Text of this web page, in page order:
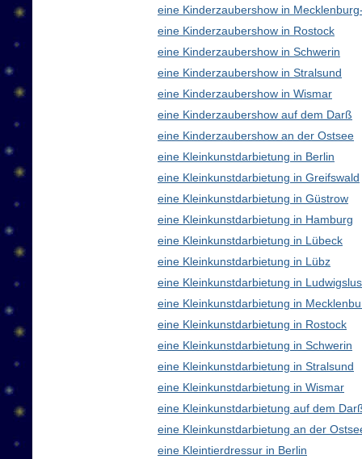
eine Kinderzaubershow in
eine Kinderzaubershow in Rostock
eine Kinderzaubershow in Schwerin
eine Kinderzaubershow in Stralsund
eine Kinderzaubershow in Wismar
eine Kinderzaubershow auf dem Darß
eine Kinderzaubershow an der Ostsee
eine Kleinkunstdarbietung in Berlin
eine Kleinkunstdarbietung in Greifswald
eine Kleinkunstdarbietung in Güstrow
eine Kleinkunstdarbietung in Hamburg
eine Kleinkunstdarbietung in Lübeck
eine Kleinkunstdarbietung in Lübz
eine Kleinkunstdarbietung in
eine Kleinkunstdarbietung in
eine Kleinkunstdarbietung in Rostock
eine Kleinkunstdarbietung in Schwerin
eine Kleinkunstdarbietung in Stralsund
eine Kleinkunstdarbietung in Wismar
eine Kleinkunstdarbietung auf dem
eine Kleinkunstdarbietung an der
eine Kleintierdressur in Berlin